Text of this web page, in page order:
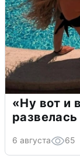
«Ну вот и
6 августа 65